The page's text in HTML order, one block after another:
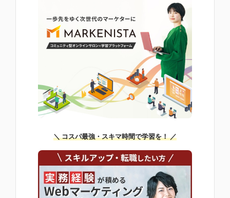
＼ コスパ最強・スキマ時間で学習を！ ／